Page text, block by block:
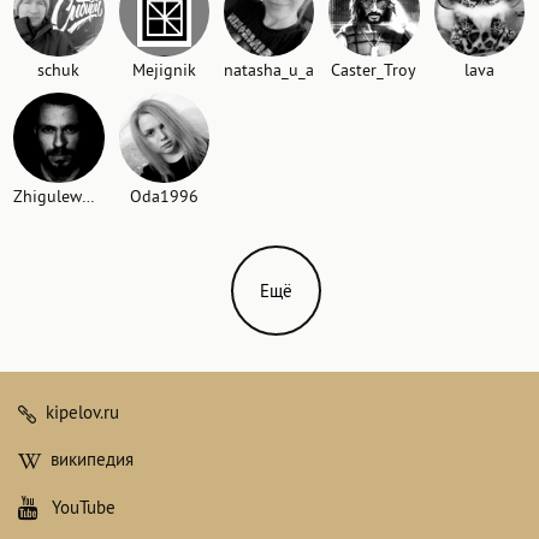
schuk Mejignik natasha_u_a Caster_Troy lava
Zhigulew444 Oda1996
Ещё
kipelov.ru
википедия
YouTube